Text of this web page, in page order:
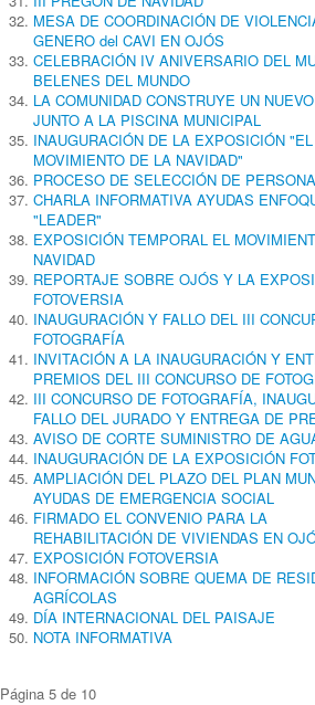
MESA DE COORDINACIÓN DE
GENERO del CAVI EN OJÓS
CELEBRACIÓN IV ANIVERSARIO DEL
BELENES DEL MUNDO
LA COMUNIDAD CONSTRUYE UN
JUNTO A LA PISCINA MUNICIPAL
INAUGURACIÓN DE LA EXPOSICIÓN "EL
MOVIMIENTO DE LA NAVIDAD"
PROCESO DE SELECCIÓN DE
CHARLA INFORMATIVA AYUDAS
"LEADER"
EXPOSICIÓN TEMPORAL EL
NAVIDAD
REPORTAJE SOBRE OJÓS Y LA
FOTOVERSIA
INAUGURACIÓN Y FALLO DEL III
FOTOGRAFÍA
INVITACIÓN A LA INAUGURACIÓN Y
PREMIOS DEL III CONCURSO DE
III CONCURSO DE FOTOGRAFÍA,
FALLO DEL JURADO Y ENTREGA DE
AVISO DE CORTE SUMINISTRO DE
INAUGURACIÓN DE LA EXPOSICIÓN
AMPLIACIÓN DEL PLAZO DEL PLAN
AYUDAS DE EMERGENCIA SOCIAL
FIRMADO EL CONVENIO PARA LA
REHABILITACIÓN DE VIVIENDAS EN
EXPOSICIÓN FOTOVERSIA
INFORMACIÓN SOBRE QUEMA DE
AGRÍCOLAS
DÍA INTERNACIONAL DEL PAISAJE
NOTA INFORMATIVA
Página 5 de 10